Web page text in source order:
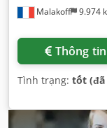
Malakoff 9.974
Thông
Tình trạng: tốt (đã